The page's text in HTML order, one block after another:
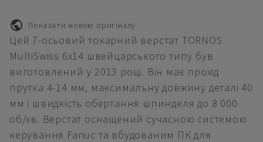
Показати мовою оригіналу
Цей 7-осьовий токарний верстат TORNOS
MultiSwiss 6x14 швейцарського типу був
виготовлений у 2013 році. Він має прохід
прутка 4-14 мм, максимальну довжину деталі 40
мм і швидкість обертання шпинделя до 8 000
об/хв. Верстат оснащений сучасною системою
керування Fanuc та вбудованим ПК для